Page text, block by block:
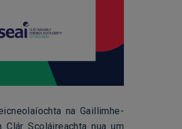
na Gaillimhe-
Scoláireachta nua um